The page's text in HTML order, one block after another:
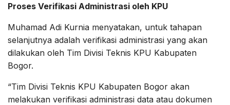
Proses Verifikasi Administrasi oleh KPU
Muhamad Adi Kurnia menyatakan, untuk tahapan
selanjutnya adalah verifikasi administrasi yang akan
dilakukan oleh Tim Divisi Teknis KPU Kabupaten
Bogor.
“Tim Divisi Teknis KPU Kabupaten Bogor akan
melakukan verifikasi administrasi data atau dokumen